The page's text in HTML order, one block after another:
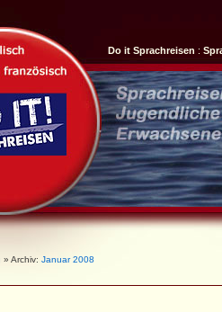
Do it Sprachreisen :
» Archiv: Januar 2008